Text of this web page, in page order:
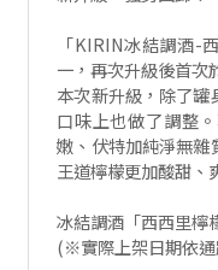
「KIRIN冰結調酒-
一，再次升級後首次
本次新升級，除了罐
口味上也做了調整
嫩、伏特加純淨無雜
王道檸檬更加酸甜、
冰結調酒「西西里
(※實際上架日期依